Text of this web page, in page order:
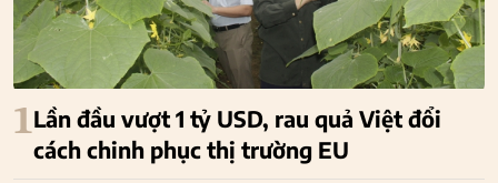
1Lần đầu vượt 1 tỷ USD, rau quả Việt đổi
cách chinh phục thị trường EU